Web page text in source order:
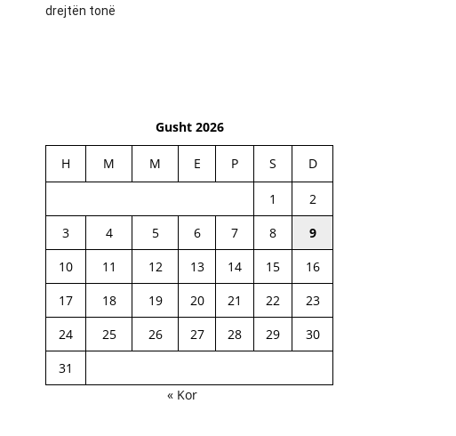
drejtën tonë
Gusht 2026
H M M E P S D
1
2
3
4 5 6 7 8
9
10
11 12 13 14 15
16
17
18 19 20 21 22
23
24
25 26 27 28 29
30
31
« Kor